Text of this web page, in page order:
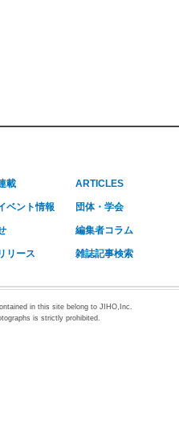
載 ARTICLES
ベント情報 団体・学会
編集者コラム
リース 雑誌記事検索
in this site belong to JIHO,Inc.
is strictly prohibited.